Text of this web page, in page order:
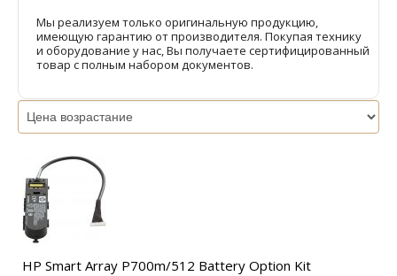
Мы реализуем только оригинальную продукцию,
имеющую гарантию от производителя. Покупая технику
и оборудование у нас, Вы получаете сертифицированный
товар с полным набором документов.
HP Smart Array P700m/512 Battery Option Kit